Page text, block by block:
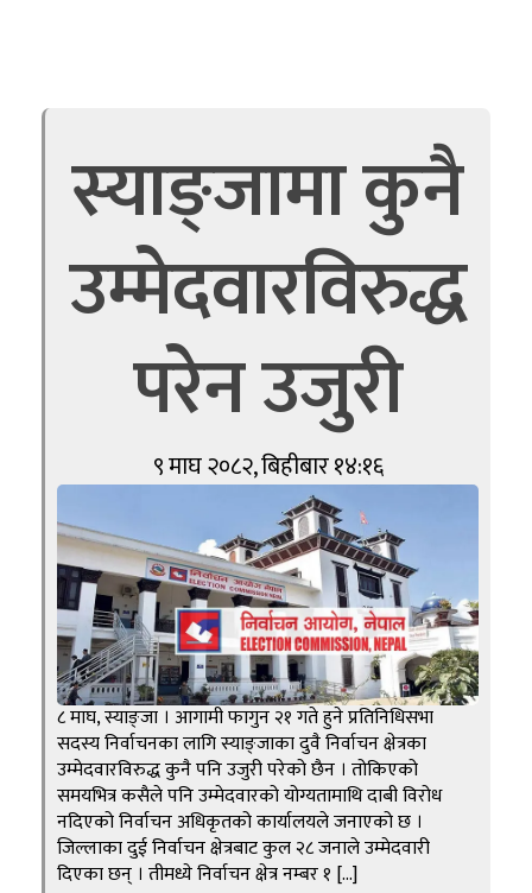
स्याङ्जामा कुनै
उम्मेदवारविरुद्ध
परेन उजुरी
९ माघ २०८२, बिहीबार १४:१६
८ माघ, स्याङ्जा । आगामी फागुन २१ गते हुने प्रतिनिधिसभा
सदस्य निर्वाचनका लागि स्याङ्जाका दुवै निर्वाचन क्षेत्रका
उम्मेदवारविरुद्ध कुनै पनि उजुरी परेको छैन । तोकिएको
समयभित्र कसैले पनि उम्मेदवारको योग्यतामाथि दाबी विरोध
नदिएको निर्वाचन अधिकृतको कार्यालयले जनाएको छ ।
जिल्लाका दुई निर्वाचन क्षेत्रबाट कुल २८ जनाले उम्मेदवारी
दिएका छन् । तीमध्ये निर्वाचन क्षेत्र नम्बर १ […]